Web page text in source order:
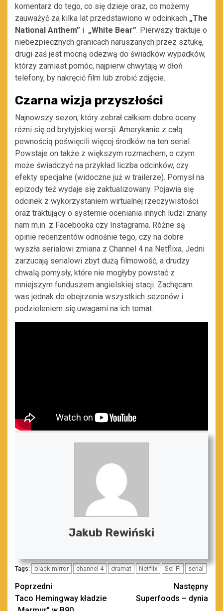
komentarz do tego, co się dzieje oraz, co możemy
zauważyć za kilka lat przedstawiono w odcinkach „The
National Anthem” i „White Bear”. Pierwszy traktuje o
niebezpiecznych granicach naruszanych przez sztukę,
drugi zaś jest mocną odezwą do świadków wypadków,
którzy zamiast pomóc, najpierw chwytają w dłoń
telefony, by nakręcić film lub zrobić zdjęcie.
Czarna wizja przyszłości
Najnowszy sezon, który zebrał całkiem dobre oceny
różni się od brytyjskiej wersji. Amerykanie z całą
pewnością poświęcili więcej środków na ten serial.
Powstaje on także z większym rozmachem, o czym
może świadczyć na przykład liczba odcinków, czy
efekty specjalne (widoczne już w trailerze). Pomysł na
epizody też wydaje się zaktualizowany. Pojawia się
odcinek z wykorzystaniem wirtualnej rzeczywistości
oraz traktujący o systemie oceniania innych ludzi znany
nam m.in. z Facebooka czy Instagrama. Różne są
opinie recenzentów odnośnie tego, czy na dobre
wyszła serialowi zmiana z Channel 4 na Netflixa. Jedni
zarzucają serialowi zbyt dużą filmowość, a drudzy
chwalą pomysły, które nie mogłyby powstać z
mniejszym funduszem angielskiej stacji. Zachęcam
was jednak do obejrzenia wszystkich sezonów i
podzieleniem się uwagami na ich temat.
Jakub Rewiński
Tags: black mirror channel 4 dramat Netflix Sci-Fi serial
Zobacz
wpisy
Poprzedni
Taco Hemingway kładzie
Następny
Superfoods – dynia